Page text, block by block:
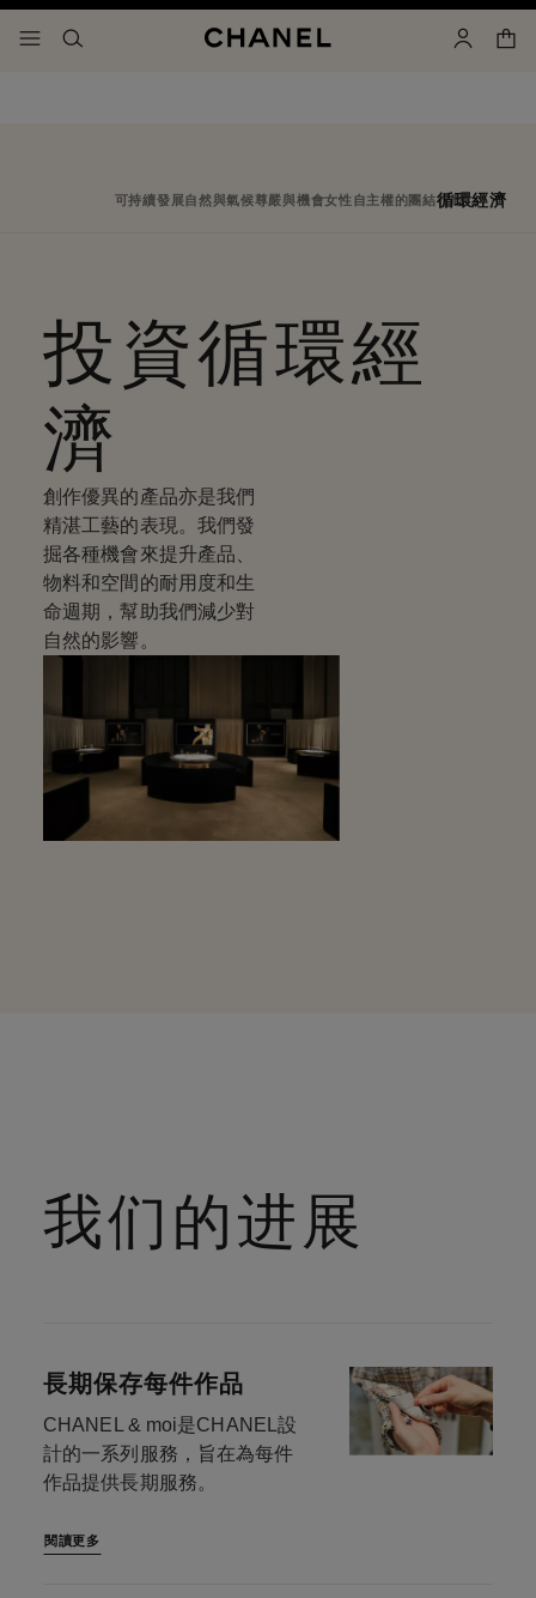
選單 - 主導覽
- 主導覽搜尋 賬戶
購物
循環經濟
可持續發展自然與氣候尊嚴與機會女性自主權 的團結行動
投資循環經
濟
創作優異的產品亦是我們
精湛工藝的表現。我們發
掘各種機會來提升產品、
物料和空間的耐用度和生
命週期，幫助我們減少對
自然的影響。
我们的进展
長期保存每件作品
CHANEL & moi是CHANEL設
計的一系列服務，旨在為每件
作品提供長期服務。
閱讀更多